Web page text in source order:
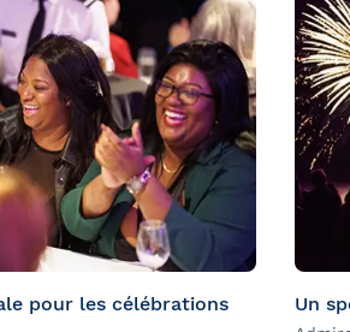
pour les célébrations
Un